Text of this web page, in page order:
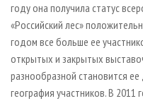
году она получила статус
«Российский лес»
годом все больше ее
открытых и закрытых
разнообразной становится
география участников. В